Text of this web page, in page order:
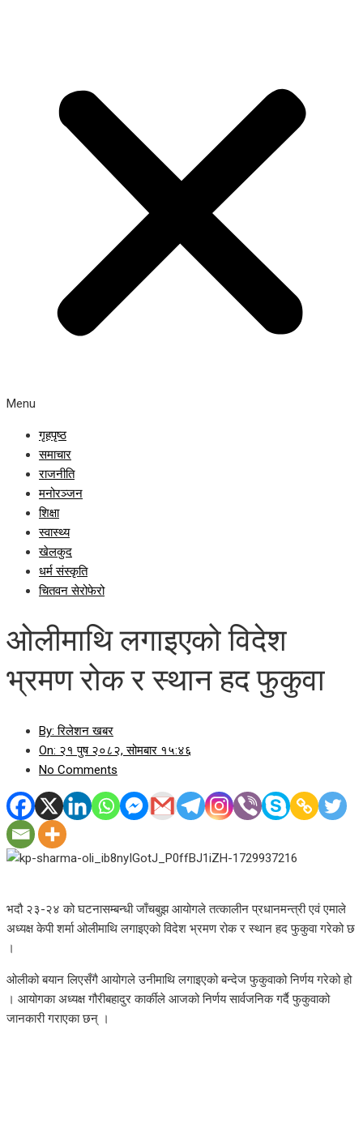
Menu
गृहपृष्ठ
समाचार
राजनीति
मनोरञ्जन
शिक्षा
स्वास्थ्य
खेलकुद
धर्म संस्कृति
चितवन सेरोफेरो
ओलीमाथि लगाइएको विदेश
भ्रमण रोक र स्थान हद फुकुवा
By: रिलेशन खबर
On: २१ पुष २०८२, सोमबार १५:४६
No Comments
भदौ २३-२४ को घटनासम्बन्धी जाँचबुझ आयोगले तत्कालीन प्रधानमन्त्री एवं एमाले
अध्यक्ष केपी शर्मा ओलीमाथि लगाइएको विदेश भ्रमण रोक र स्थान हद फुकुवा गरेको छ
।
ओलीको बयान लिएसँगै आयोगले उनीमाथि लगाइएको बन्देज फुकुवाको निर्णय गरेको हो
। आयोगका अध्यक्ष गौरीबहादुर कार्कीले आजको निर्णय सार्वजनिक गर्दै फुकुवाको
जानकारी गराएका छन् ।